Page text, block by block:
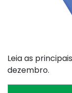
Leia as
dezembro.